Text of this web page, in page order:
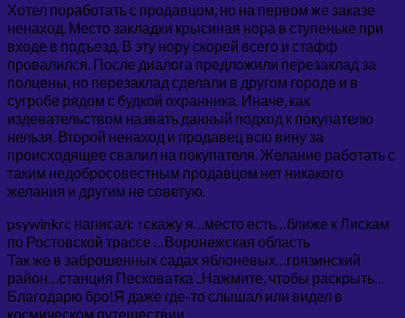
Хотел поработать с продавцом, но на первом же заказе
ненаход. Место закладки крысиная нора в ступеньке при
входе в подъезд. В эту нору скорей всего и стафф
провалился. После диалога предложили перезаклад за
полцены, но перезаклад сделали в другом городе и в
сугробе рядом с будкой охранника. Иначе, как
издевательством назвать данный подход к покупателю
нельзя. Второй ненаход и продавец всю вину за
происходящее свалил на покупателя. Желание работать с
таким недобросовестным продавцом нет никакого
желания и другим не советую.
psywinkrc написал: ↑скажу я…место есть…ближе к Лискам
по Ростовской трассе …Воронежская область
Так же в заброшенных садах яблоневых…грязинский
район…станция Песковатка ..Нажмите, чтобы раскрыть…
Благодарю бро!Я даже где-то слышал или видел в
космическом путешествии